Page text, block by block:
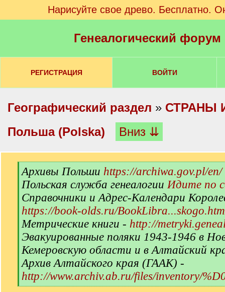
Нарисуйте свое древо. Бесплатно.
Генеалогический
РЕГИСТРАЦИЯ ВОЙТИ
Географический раздел » СТРАНЫ
Польша (Polska)
Вниз ⇊
q
]
Архивы Польши https://archiwa.gov.pl/en/
Польская служба генеалогииИдите по
Справочники и Адрес-Календари
https://book-olds.ru/
Метрические книги - http://
Эвакуированные поляки 1943-1946 в
Кемеровскую области и в Алтайский
Архив Алтайского края (ГААК) -
http://www.archiv.ab.ru/files/inventory/
[